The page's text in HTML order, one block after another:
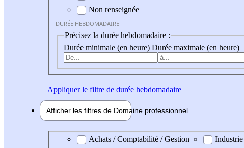
Non renseignée
DURÉE HEBDOMADAIRE
Précisez la durée hebdomadaire :
Durée minimale (en heure) Durée maximale (en heure)
Appliquerle filtre de durée hebdomadaire
Afficher les filtres de Domaine professionnel
Domaine professionel
Achats / Comptabilité / Gestion
Industrie